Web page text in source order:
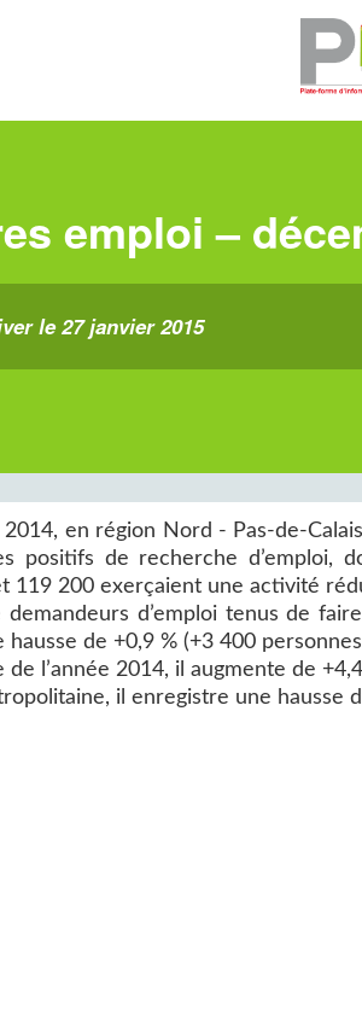
emploi –
le 27 janvier 2015
2014, en région Nord - Pas-de-
positifs de recherche d’emploi,
119 200 exerçaient une activité
demandeurs d’emploi tenus de
hausse de +0,9 % (+3 400
de l’année 2014, il augmente de
il enregistre une hausse